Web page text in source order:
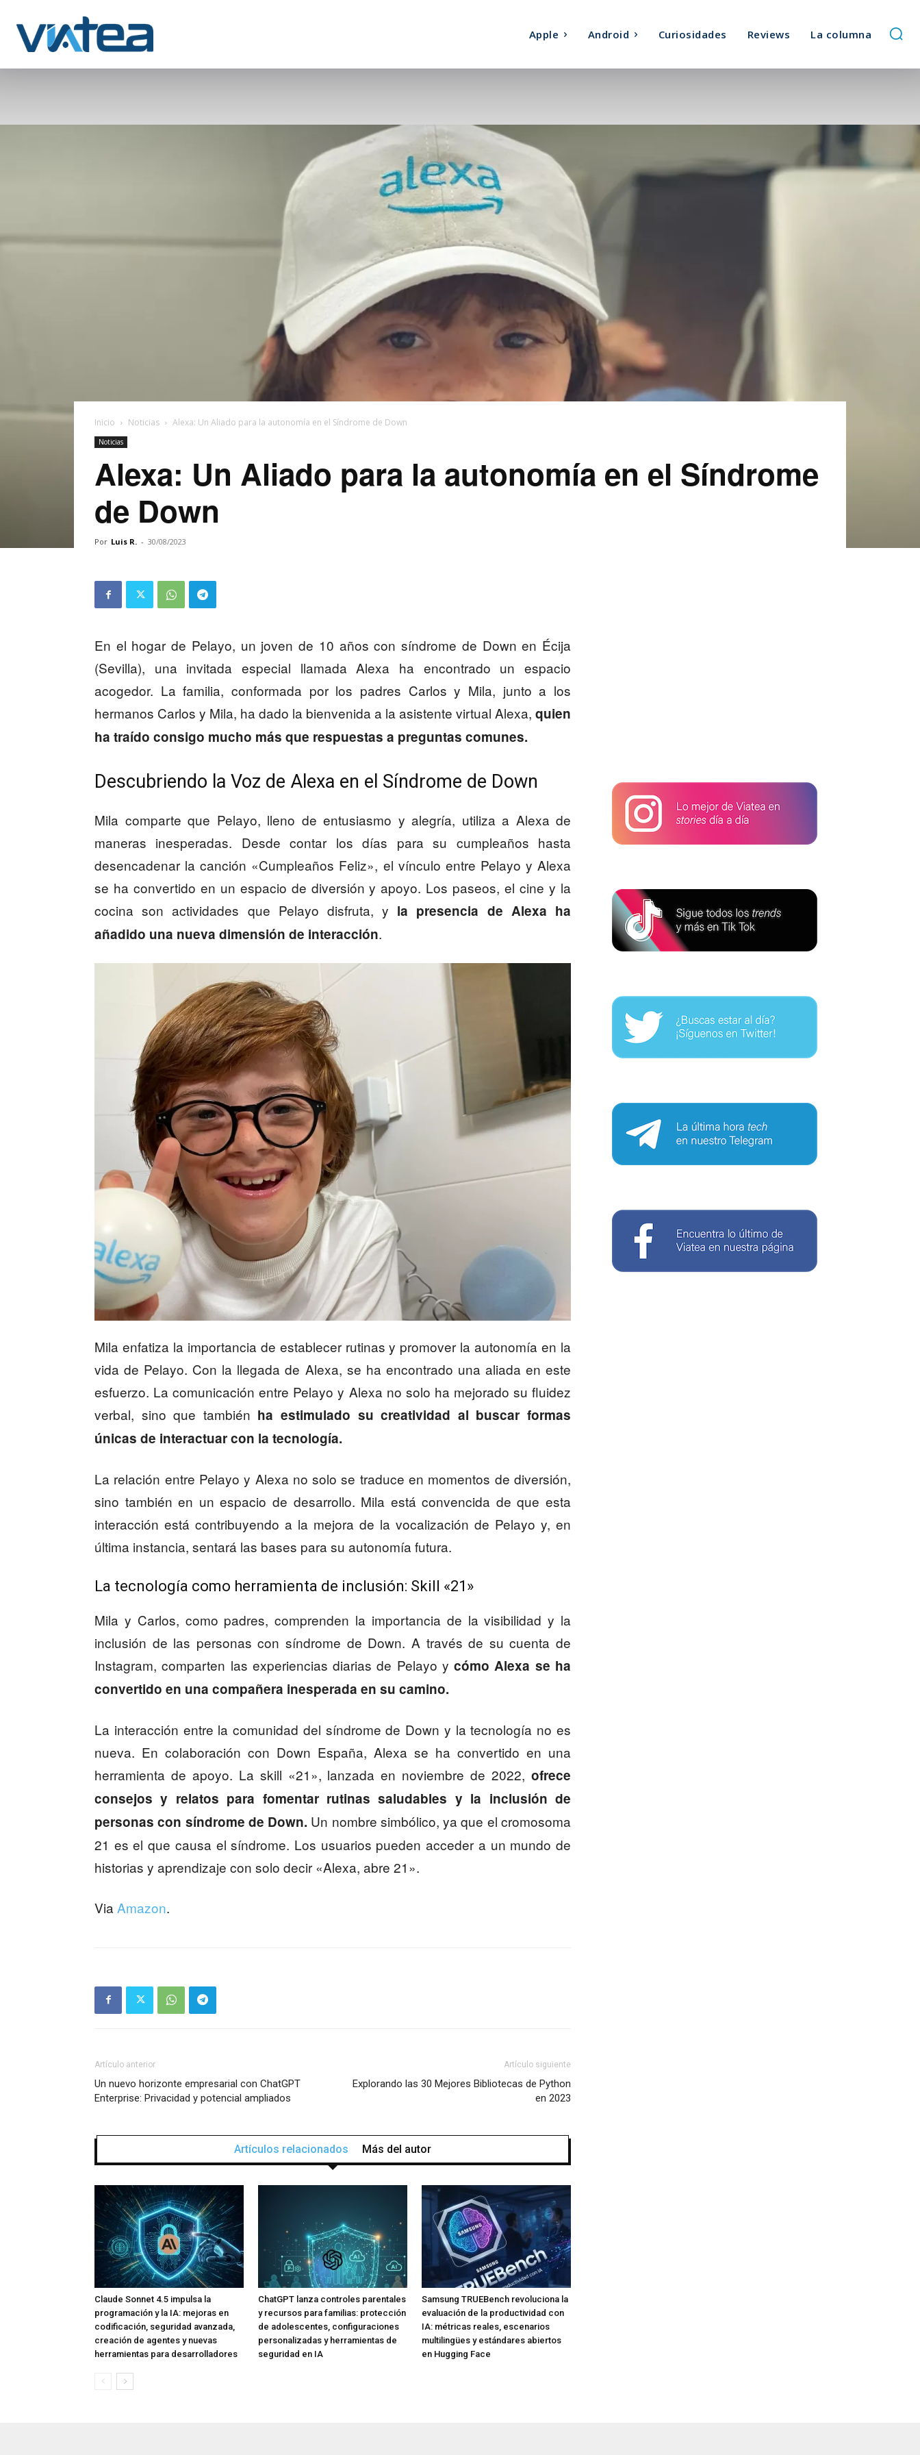
Apple Android Curiosidades Reviews La columna
Inicio Noticias Alexa: Un Aliado para la autonomía en el Síndrome de Down
Noticias
Alexa: Un Aliado para la autonomía en el Síndrome
de Down
Por Luis R. - 30/08/2023
En el hogar de Pelayo, un joven de 10 años con síndrome de Down en Écija
(Sevilla), una invitada especial llamada Alexa ha encontrado un espacio
acogedor. La familia, conformada por los padres Carlos y Mila, junto a los
hermanos Carlos y Mila, ha dado la bienvenida a la asistente virtual Alexa, quien
ha traído consigo mucho más que respuestas a preguntas comunes.
Descubriendo la Voz de Alexa en el Síndrome de Down
Mila comparte que Pelayo, lleno de entusiasmo y alegría, utiliza a Alexa de
maneras inesperadas. Desde contar los días para su cumpleaños hasta
desencadenar la canción «Cumpleaños Feliz», el vínculo entre Pelayo y Alexa
se ha convertido en un espacio de diversión y apoyo. Los paseos, el cine y la
cocina son actividades que Pelayo disfruta, y la presencia de Alexa ha
añadido una nueva dimensión de interacción.
Mila enfatiza la importancia de establecer rutinas y promover la autonomía en la
vida de Pelayo. Con la llegada de Alexa, se ha encontrado una aliada en este
esfuerzo. La comunicación entre Pelayo y Alexa no solo ha mejorado su fluidez
verbal, sino que también ha estimulado su creatividad al buscar formas
únicas de interactuar con la tecnología.
La relación entre Pelayo y Alexa no solo se traduce en momentos de diversión,
sino también en un espacio de desarrollo. Mila está convencida de que esta
interacción está contribuyendo a la mejora de la vocalización de Pelayo y, en
última instancia, sentará las bases para su autonomía futura.
La tecnología como herramienta de inclusión: Skill «21»
Mila y Carlos, como padres, comprenden la importancia de la visibilidad y la
inclusión de las personas con síndrome de Down. A través de su cuenta de
Instagram, comparten las experiencias diarias de Pelayo ycómo Alexa se ha
convertido en una compañera inesperada en su camino.
La interacción entre la comunidad del síndrome de Down y la tecnología no es
nueva. En colaboración con Down España, Alexa se ha convertido en una
herramienta de apoyo. La skill «21», lanzada en noviembre de 2022, ofrece
consejos y relatos para fomentar rutinas saludables y la inclusión de
personas con síndrome de Down. Un nombre simbólico, ya que el cromosoma
21 es el que causa el síndrome. Los usuarios pueden acceder a un mundo de
historias y aprendizaje con solo decir «Alexa, abre 21».
Via Amazon.
Artículo anterior
Un nuevo horizonte empresarial con ChatGPT
Enterprise: Privacidad y potencial ampliados
Artículo siguiente
Explorando las 30 Mejores Bibliotecas de Python
en 2023
Artículos relacionados Más del autor
Claude Sonnet 4.5 impulsa la
programación y la IA: mejoras en
codificación, seguridad avanzada,
creación de agentes y nuevas
herramientas para desarrolladores
ChatGPT lanza controles parentales
y recursos para familias: protección
de adolescentes, configuraciones
personalizadas y herramientas de
seguridad en IA
Samsung TRUEBench revoluciona la
evaluación de la productividad con
IA: métricas reales, escenarios
multilingües y estándares abiertos
en Hugging Face